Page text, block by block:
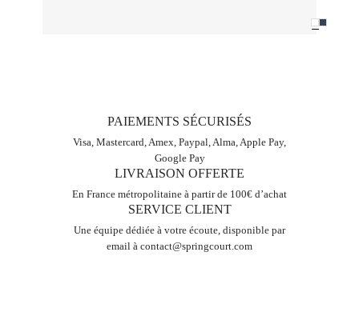
PAIEMENTS SÉCURISÉS
Visa, Mastercard, Amex, Paypal, Alma, Apple Pay,
Google Pay
LIVRAISON OFFERTE
En France métropolitaine à partir de 100€ d’achat
SERVICE CLIENT
Une équipe dédiée à votre écoute, disponible par
email à contact@springcourt.com